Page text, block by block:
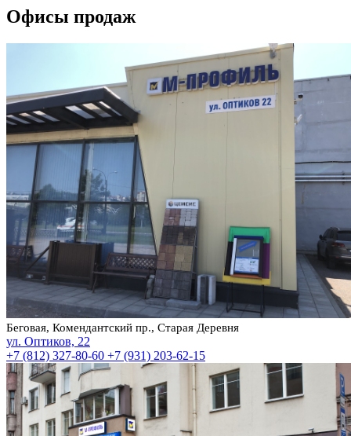
Офисы продаж
Беговая, Комендантский пр., Старая Деревня
ул. Оптиков, 22
+7 (812) 327-80-60 +7 (931) 203-62-15